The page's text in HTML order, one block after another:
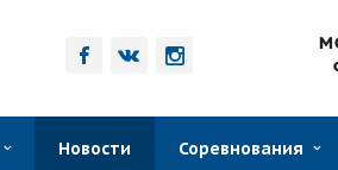
Новости Соревнования